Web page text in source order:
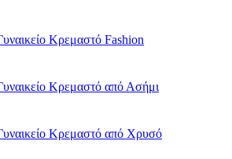
Κρεμαστό Fashion
Κρεμαστό από Ασήμι
Κρεμαστό από Χρυσό